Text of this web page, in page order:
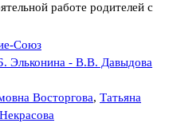
работе родителей с
Союз
Эльконина - В.В. Давыдова
Восторгова, Татьяна